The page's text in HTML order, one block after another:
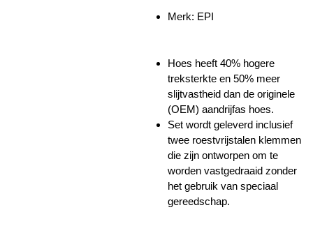
Merk: EPI
Hoes heeft 40% hogere
treksterkte en 50% meer
slijtvastheid dan de originele
(OEM) aandrijfas hoes.
Set wordt geleverd inclusief
twee roestvrijstalen klemmen
die zijn ontworpen om te
worden vastgedraaid zonder
het gebruik van speciaal
gereedschap.